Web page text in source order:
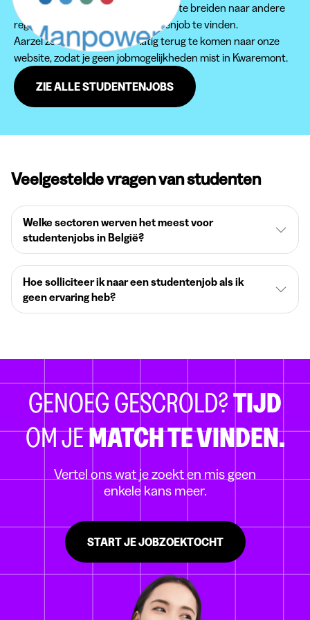
Wij raden je aan om je zoektocht uit te breiden naar andere
regio's om een passende studentenjob te vinden.
Aarzel zeker niet om regelmatig terug te komen naar onze
website, zodat je geen jobmogelijkheden mist in Kwaremont.
ZIE ALLE STUDENTENJOBS
Veelgestelde vragen van studenten
Welke sectoren werven het meest voor
studentenjobs in België?
Hoe solliciteer ik naar een studentenjob als ik
geen ervaring heb?
GENOEG GESCROLD?TIJD
OM JEMATCH TE VINDEN.
Vertel ons wat je zoekt en mis geen
enkele kans meer.
START JE JOBZOEKTOCHT